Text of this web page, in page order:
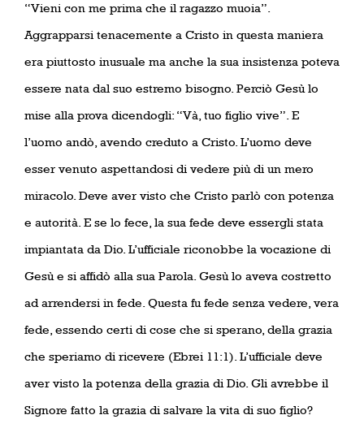
“Vieni con me prima che il ragazzo muoia”.
Aggrapparsi tenacemente a Cristo in questa maniera
era piuttosto inusuale ma anche la sua insistenza poteva
essere nata dal suo estremo bisogno. Perciò Gesù lo
mise alla prova dicendogli: “Và, tuo figlio vive”. E
l’uomo andò, avendo creduto a Cristo. L’uomo deve
esser venuto aspettandosi di vedere più di un mero
miracolo. Deve aver visto che Cristo parlò con potenza
e autorità. E se lo fece, la sua fede deve essergli stata
impiantata da Dio. L’ufficiale riconobbe la vocazione di
Gesù e si affidò alla sua Parola. Gesù lo aveva costretto
ad arrendersi in fede. Questa fu fede senza vedere, vera
fede, essendo certi di cose che si sperano, della grazia
che speriamo di ricevere (Ebrei 11:1). L’ufficiale deve
aver visto la potenza della grazia di Dio. Gli avrebbe il
Signore fatto la grazia di salvare la vita di suo figlio?